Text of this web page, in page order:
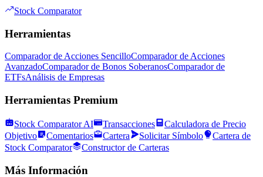
Stock Comparator
Herramientas
Comparador de Acciones SencilloComparador de Acciones
AvanzadoComparador de Bonos SoberanosComparador de
ETFsAnálisis de Empresas
Herramientas Premium
Stock Comparator AI Transacciones
Calculadora de Precio
Objetivo
Comentarios Cartera Solicitar Símbolo
Cartera de
Stock Comparator
Constructor de Carteras
Más Información